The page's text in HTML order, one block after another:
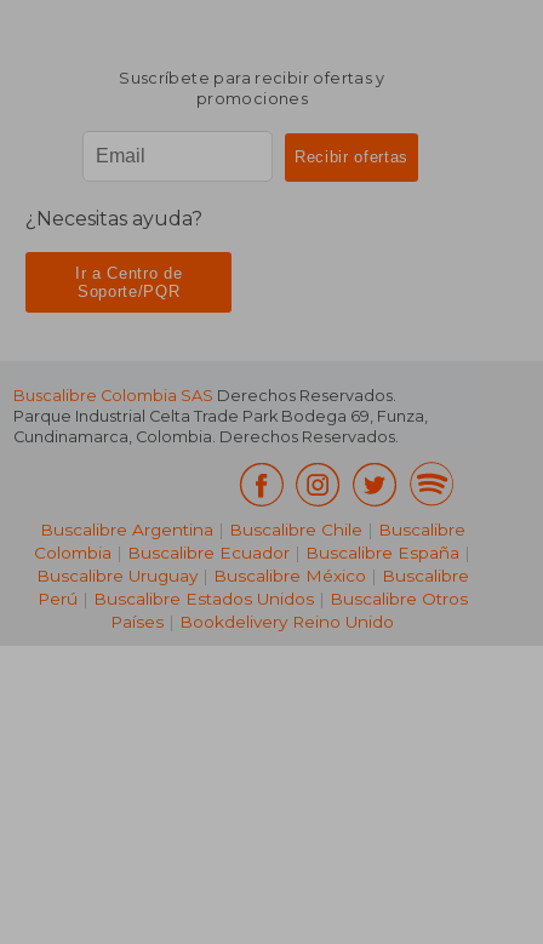
Suscríbete para recibir ofertas y
promociones
¿Necesitas ayuda?
Ir a Centro de
Soporte/PQR
Buscalibre Colombia SAS Derechos Reservados.
Parque Industrial Celta Trade Park Bodega 69, Funza,
Cundinamarca, Colombia. Derechos Reservados.
Buscalibre Argentina | Buscalibre Chile | Buscalibre
Colombia | Buscalibre Ecuador | Buscalibre España |
Buscalibre Uruguay| Buscalibre México | Buscalibre
Perú | Buscalibre Estados Unidos| Buscalibre Otros
Países | Bookdelivery Reino Unido